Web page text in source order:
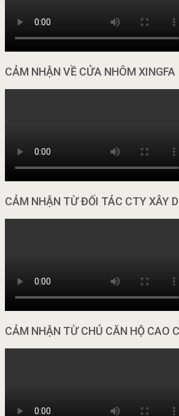
CẢM NHẬN VỀ CỬA NHÔM XINGFA
CẢM NHẬN TỪ ĐỐI TÁC CTY XÂY
CẢM NHẬN TỪ CHỦ CĂN HỘ CAO